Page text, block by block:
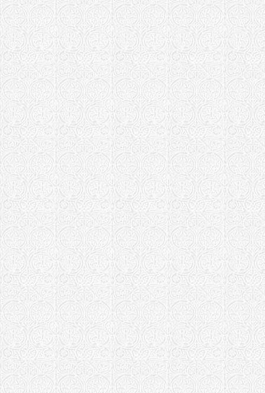
Донской
монастырь
Тихвинская
Храм прп.
Свято-
мужской
Храм
Санкт-
Черняховская